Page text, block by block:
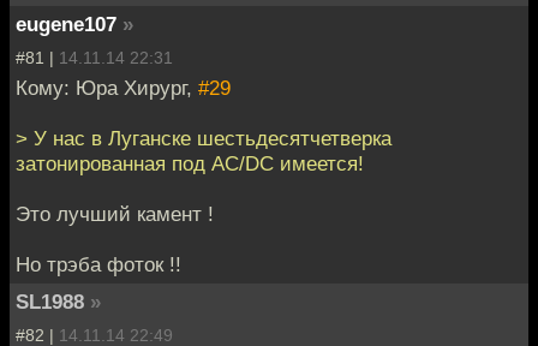
eugene107 »
#81 | 14.11.14 22:31
Кому: Юра Хирург, #29
> У нас в Луганске шестьдесятчетверка
затонированная под AC/DC имеется!
Это лучший камент !
Но трэба фоток !!
SL1988 »
#82 | 14.11.14 22:49